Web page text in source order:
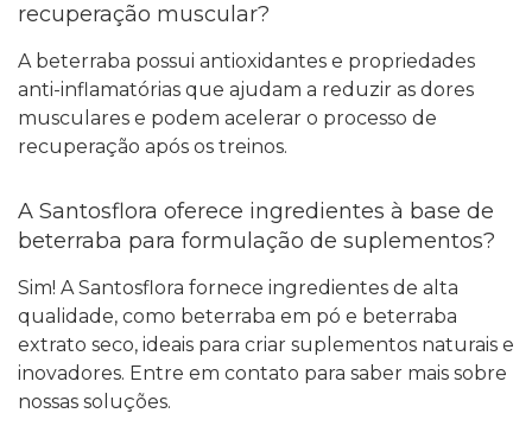
recuperação muscular?
A beterraba possui antioxidantes e propriedades
anti-inflamatórias que ajudam a reduzir as dores
musculares e podem acelerar o processo de
recuperação após os treinos.
A Santosflora oferece ingredientes à base de
beterraba para formulação de suplementos?
Sim! A Santosflora fornece ingredientes de alta
qualidade, como beterraba em pó e beterraba
extrato seco, ideais para criar suplementos naturais e
inovadores. Entre em contato para saber mais sobre
nossas soluções.